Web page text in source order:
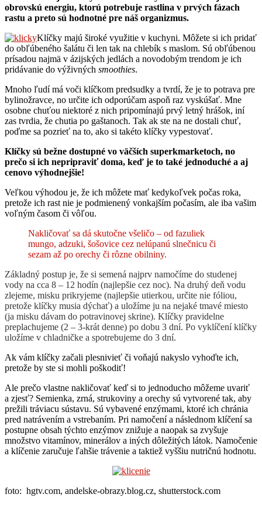
obrovskú energiu, ktorú potrebuje rastlina v prvých fázach
rastu a preto sú hodnotné pre náš organizmus.
Klíčky majú široké využitie v kuchyni. Môžete si ich pridať
do obľúbeného šalátu či len tak na chlebík s maslom. Sú obľúbenou
prísadou najmä v ázijských jedlách a novodobým trendom je ich
pridávanie do výživných smoothies.
Mnoho ľudí má voči klíčkom predsudky a tvrdí, že je to potrava pre
bylinožravce, no určite ich odporúčam aspoň raz vyskúšať. Mne
osobne chuťou niektoré z nich pripomínajú prvý letný hrášok, iní
zas tvrdia, že chutia po gaštanoch. Tak ak ste na ne dostali chuť,
poďme sa pozrieť na to, ako si takéto klíčky vypestovať.
Klíčky sú bežne dostupné vo väčších superkmarketoch, no
prečo si ich nepripraviť doma, keď je to také jednoduché a aj
cenovo výhodnejšie!
Veľkou výhodou je, že ich môžete mať kedykoľvek počas roka,
pretože ich rast nie je podmienený vonkajším počasím, ale iba vašim
voľným časom či vôľou.
Nakličovať sa dá skutočne všeličo – od fazuliek
mungo, adzuki, šošovice cez nelúpanú slnečnicu či
sezam až po orechy či rôzne obilniny.
Základný postup je, že si semená najprv namočíme do studenej
vody na cca 8 – 12 hodín (najlepšie cez noc). Na druhý deň vodu
zlejeme, misku prikryjeme (najlepšie utierkou, určite nie fóliou,
pretože klíčky musia dýchať) a uložíme ju na nejaké tmavé miesto
(ja misku dávam do potravinovej skrine). Klíčky pravidelne
preplachujeme (2 – 3-krát denne) po dobu 3 dní. Po vyklíčení klíčky
uložíme v chladničke a spotrebujeme do 3 dní.
Ak vám klíčky začali plesnivieť či voňajú nakyslo vyhoďte ich,
pretože by ste si mohli poškodiť!
Ale prečo vlastne nakličovať keď si to jednoducho môžeme uvariť
a zjesť? Semienka, zrná, strukoviny a orechy sú vytvorené tak, aby
prežili tráviacu sústavu. Sú vybavené enzýmami, ktoré ich chránia
pred natrávením a vstrebaním. Pri namočení a následnom klíčení sa
postupne obsah týchto enzýmov znižuje a naopak sa zvyšuje
množstvo vitamínov, minerálov a iných dôležitých látok. Namočenie
a klíčenie zaručuje ľahšie trávenie a taktiež vyššiu nutričnú hodnotu.
foto: hgtv.com, andelske-obrazy.blog.cz, shutterstock.com